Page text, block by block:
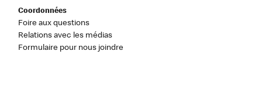
Coordonnées
Foire aux questions
Relations avec les médias
Formulaire pour nous joindre